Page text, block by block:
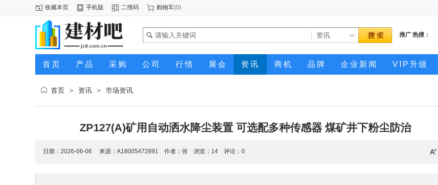
收藏本页 手机版 二维码 购物车(0)
推广 热搜：
首页 产品 采购 公司 行情 展会 资讯 商机 品牌 企业新闻 VIP升级
首页 > 资讯 > 市场资讯
ZP127(A)矿用自动洒水降尘装置 可选配多种传感器 煤矿井下粉尘防治
日期：2026-06-06 来源：A18005472891 作者：张 浏览： 14 评论：0